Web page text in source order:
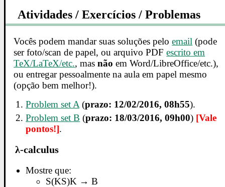
Atividades / Exercícios / Problemas
Vocês podem mandar suas soluções peloemail (pode
ser foto/scan de papel, ou arquivo PDFescrito em
TeX/LaTeX/etc., masnão em Word/LibreOffice/etc.),
ou entregar pessoalmente na aula em papel mesmo
(opção bem melhor!).
Problem set A(prazo: 12/02/2016, 08h55).
Problem set B (prazo: 18/03/2016, 09h00) [Vale
pontos!].
λ-calculus
Mostre que:
S(KS)K → B